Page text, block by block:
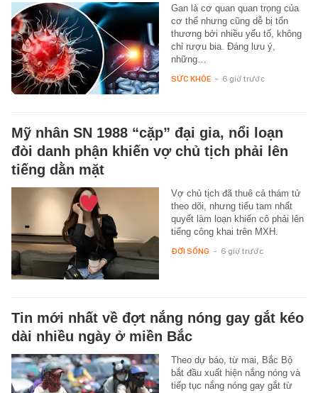
Gan là cơ quan quan trọng của
cơ thể nhưng cũng dễ bị tổn
thương bởi nhiều yếu tố, không
chỉ rượu bia. Đáng lưu ý,
những…
SỨC KHỎE - 6 giờ trước
Mỹ nhân SN 1988 “cặp” đại gia, nổi loạn
đòi danh phận khiến vợ chủ tịch phải lên
tiếng dằn mặt
Vợ chủ tịch đã thuê cả thám tử
theo dõi, nhưng tiểu tam nhất
quyết làm loạn khiến cô phải lên
tiếng công khai trên MXH.
ĐỜI SỐNG - 6 giờ trước
Tin mới nhất về đợt nắng nóng gay gắt kéo
dài nhiều ngày ở miền Bắc
Theo dự báo, từ mai, Bắc Bộ
bắt đầu xuất hiện nắng nóng và
tiếp tục nắng nóng gay gắt từ